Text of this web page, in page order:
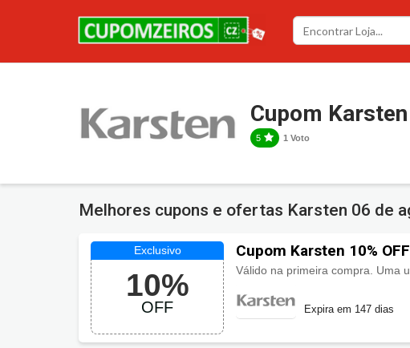
Cupom Karsten
5 1 Voto
Melhores cupons e ofertas Karsten 06 de
10%
OFF
Cupom Karsten 10%
299
Válido na primeira compra. Uma
Expira em 147 dias